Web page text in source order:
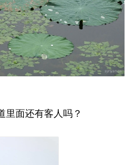
里面还有客人吗？